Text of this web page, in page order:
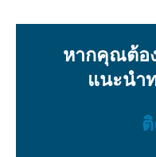
หากคุณต้อ
แนะนำ